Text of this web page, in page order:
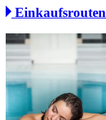
Einkaufsrouten